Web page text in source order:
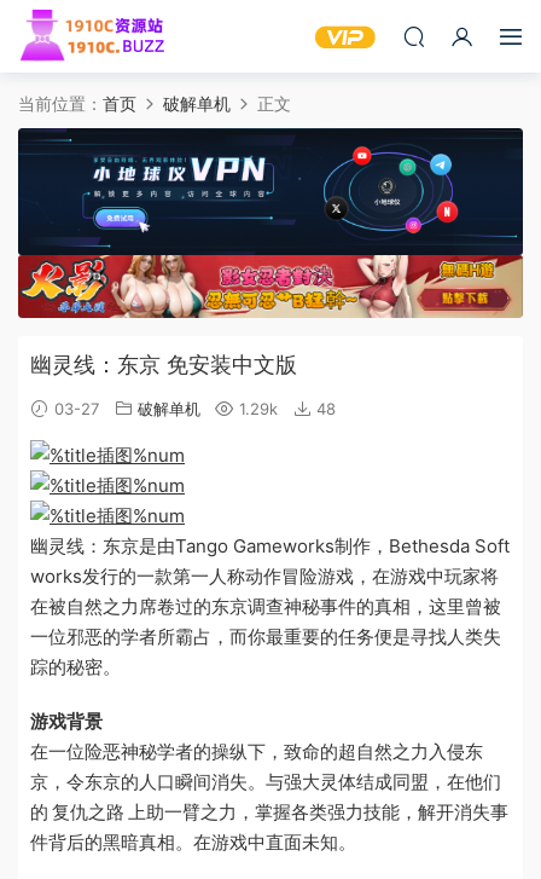
当前位置： 首页 破解单机 正文
幽灵线：东京 免安装中文版
03-27 破解单机 1.29k 48
幽灵线：东京是由Tango Gameworks制作，Bethesda Soft
works发行的一款第一人称动作冒险游戏，在游戏中玩家将
在被自然之力席卷过的东京调查神秘事件的真相，这里曾被
一位邪恶的学者所霸占，而你最重要的任务便是寻找人类失
踪的秘密。
游戏背景
在一位险恶神秘学者的操纵下，致命的超自然之力入侵东
京，令东京的人口瞬间消失。与强大灵体结成同盟，在他们
的 复仇之路 上助一臂之力，掌握各类强力技能，解开消失事
件背后的黑暗真相。在游戏中直面未知。